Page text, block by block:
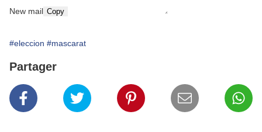
New mail Copy
#eleccion #mascarat
Partager